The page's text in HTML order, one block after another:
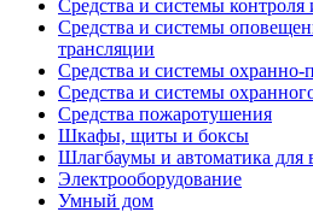
Средства и системы
Средства и системы
трансляции
Средства и системы
Средства и системы
Средства пожаротушения
Шкафы, щиты и боксы
Шлагбаумы и автоматика для
Электрооборудование
Умный дом